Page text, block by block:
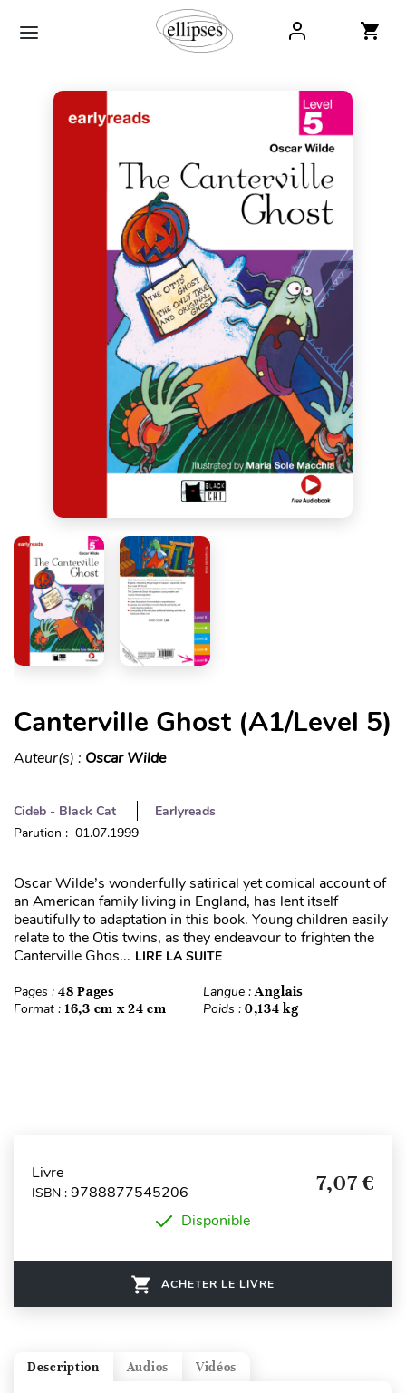
Canterville Ghost (A1/Level 5)
Auteur(s) : Oscar Wilde
Cideb - Black Cat
Earlyreads
Parution : 01.07.1999
Oscar Wilde’s wonderfully satirical yet comical account of
an American family living in England, has lent itself
beautifully to adaptation in this book. Young children easily
relate to the Otis twins, as they endeavour to frighten the
Canterville Ghos... LIRE LA SUITE
Pages : 48 Pages Langue :Anglais
Format : 16,3 cm x 24 cm Poids : 0,134 kg
Livre
ISBN : 9788877545206 7,07 €
Disponible
ACHETER LE LIVRE
Vidéos
Audios
Description